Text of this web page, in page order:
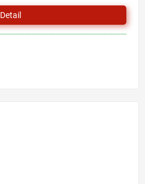
Detail